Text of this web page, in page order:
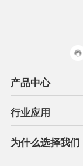
产品中心
行业应用
为什么选择我们